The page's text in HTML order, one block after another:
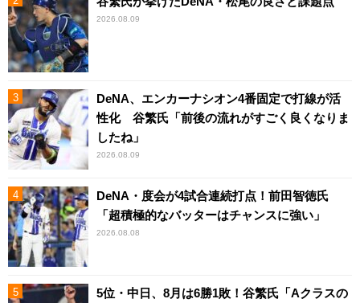
2026.08.09
DeNA、エンカーナシオン4番固定で打線が活
性化 谷繁氏「前後の流れがすごく良くなりま
したね」
2026.08.09
DeNA・度会が4試合連続打点！前田智徳氏
「超積極的なバッターはチャンスに強い」
2026.08.08
5位・中日、8月は6勝1敗！谷繁氏「Aクラスの